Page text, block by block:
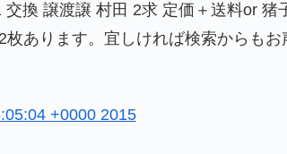
換 譲渡譲 村田 2求 定価＋送料or 猪
あります。宜しければ検索からもお
+0000 2015